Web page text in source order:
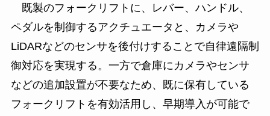
既製のフォークリフトに、レバー、ハンドル、
ペダルを制御するアクチュエータと、カメラや
LiDARなどのセンサを後付けすることで自律遠隔制
御対応を実現する。一方で倉庫にカメラやセンサ
などの追加設置が不要なため、既に保有している
フォークリフトを有効活用し、早期導入が可能で